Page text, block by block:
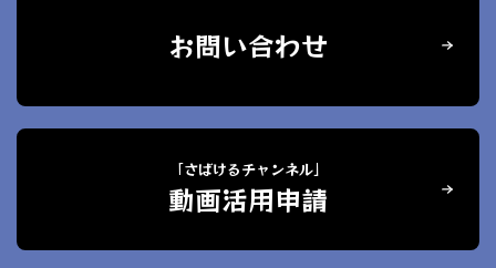
お問い合わせ
「さばけるチャンネル」
動画活用申請